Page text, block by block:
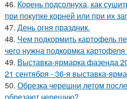
46. Корень подсолнуха, как
при покупке корней или при их
47. День огня праздник.
48. Чем подкормить картофель
чего нужна подкормка
49. Выставка-ярмарка фазенда
21 сентября - 36-я выставка-
50. Обрезка черешни летом